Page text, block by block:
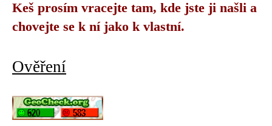
Keš prosím vracejte tam, kde jste ji našli a
chovejte se k ní jako k vlastní.
Ověření